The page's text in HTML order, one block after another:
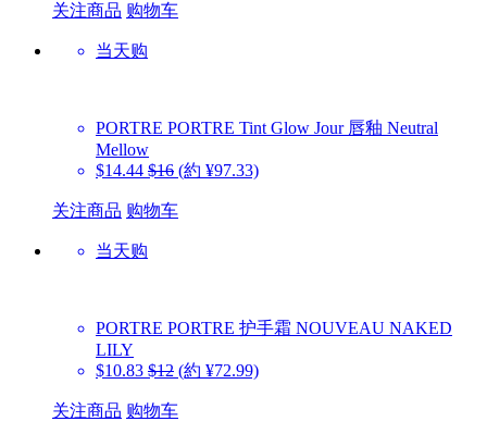
关注商品 购物车
当天购
PORTRE PORTRE Tint Glow Jour 唇釉 Neutral
Mellow
$14.44 $16 (約 ¥97.33)
关注商品 购物车
当天购
PORTRE PORTRE 护手霜 NOUVEAU NAKED
LILY
$10.83 $12 (約 ¥72.99)
关注商品 购物车